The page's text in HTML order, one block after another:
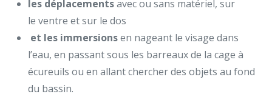
les déplacementsavec ou sans matériel, sur
le ventre et sur le dos
et les immersionsen nageant le visage dans
l’eau, en passant sous les barreaux de la cage à
écureuils ou en allant chercher des objets au fond
du bassin.